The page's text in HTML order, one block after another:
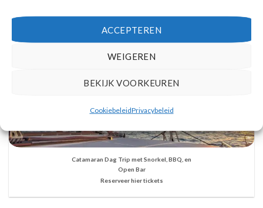
ACCEPTEREN
WEIGEREN
BEKIJK VOORKEUREN
CookiebeleidPrivacybeleid
Catamaran Dag Trip met Snorkel, BBQ, en
Open Bar
Reserveer hier tickets